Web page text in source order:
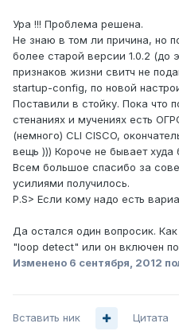
Ура !!! Проблема решена.
Не знаю в том ли причина, но
более старой версии 1.0.2 (до
признаков жизни свитч не
startup-config, по новой
Поставили в стойку. Пока что
стенаниях и мучениях есть
(немного) CLI CISCO,
вещь ))) Короче не бывает худа
Всем большое спасибо за
усилиями получилось.
P.S> Если кому надо есть
Да остался один вопросик.
"loop detect" или он включен
Изменено 6 сентября, 2012
Вставить ник Цитата